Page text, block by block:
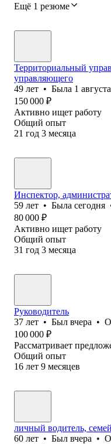
Ещё 1 резюме
Территориальный
управляющего
49 лет • Была 1 августа
150 000 ₽
Активно ищет работу
Общий опыт
21 год 3 месяца
Инспектор,
59 лет • Была сегодня
80 000 ₽
Активно ищет работу
Общий опыт
31 год 3 месяца
Руководитель
37 лет • Был вчера •
100 000 ₽
Рассматривает
Общий опыт
16 лет 9 месяцев
личный водитель,
60 лет • Был вчера •